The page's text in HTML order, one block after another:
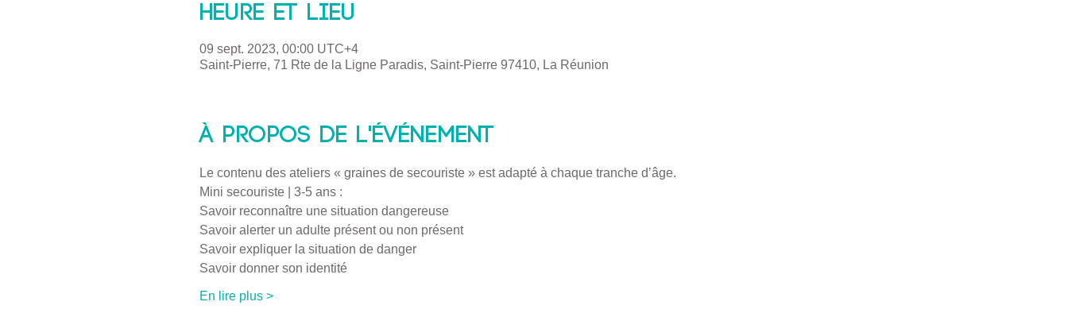
Heure et lieu
09 sept. 2023, 00:00 UTC+4
Saint-Pierre, 71 Rte de la Ligne Paradis, Saint-Pierre 97410, La Réunion
À propos de l'événement
Le contenu des ateliers « graines de secouriste » est adapté à chaque tranche d’âge.
Mini secouriste | 3-5 ans :
Savoir reconnaître une situation dangereuse
Savoir alerter un adulte présent ou non présent
Savoir expliquer la situation de danger
Savoir donner son identité
En lire plus >